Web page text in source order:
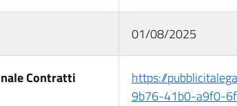
01/08/2025
Contratti
https://
9b76-41b0-a9f0-